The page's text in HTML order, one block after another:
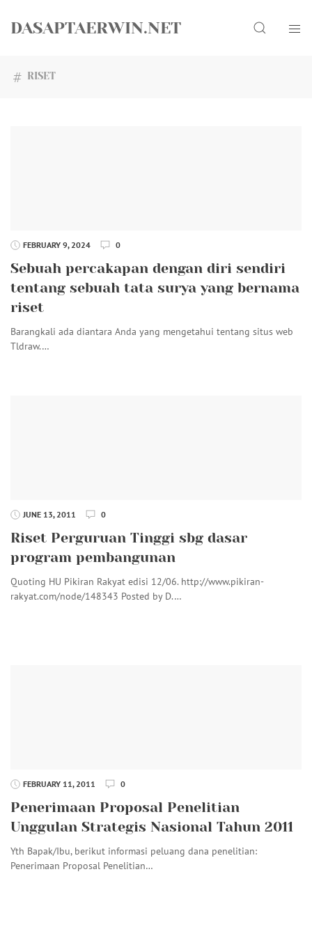
DASAPTAERWIN.NET Search
RISET
FEBRUARY 9, 2024 0
Sebuah percakapan dengan diri sendiri
tentang sebuah tata surya yang bernama
riset
Barangkali ada diantara Anda yang mengetahui tentang situs web
Tldraw.…
JUNE 13, 2011 0
Riset Perguruan Tinggi sbg dasar
program pembangunan
Quoting HU Pikiran Rakyat edisi 12/06. http://www.pikiran-
rakyat.com/node/148343 Posted by D.…
FEBRUARY 11, 2011 0
Penerimaan Proposal Penelitian
Unggulan Strategis Nasional Tahun 2011
Yth Bapak/Ibu, berikut informasi peluang dana penelitian:
Penerimaan Proposal Penelitian…